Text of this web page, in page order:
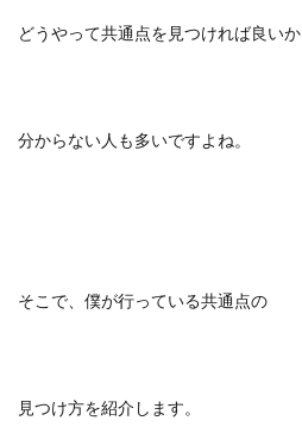
どうやって共通点を見つければ良いか
分からない人も多いですよね。
そこで、僕が行っている共通点の
見つけ方を紹介します。